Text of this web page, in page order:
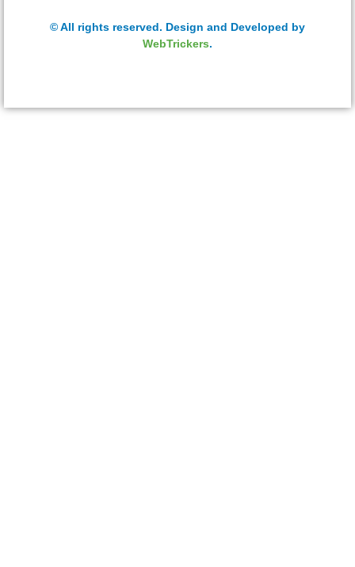
© All rights reserved. Design and Developed by
WebTrickers.